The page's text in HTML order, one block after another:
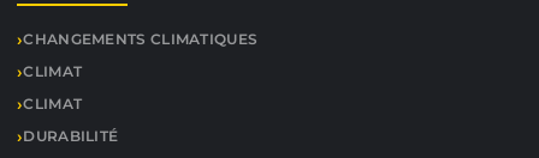
CHANGEMENTS CLIMATIQUES
CLIMAT
CLIMAT
DURABILITÉ